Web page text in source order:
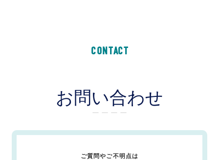
CONTACT
お問い合わせ
ー ー ー ー
ご質問やご不明点は